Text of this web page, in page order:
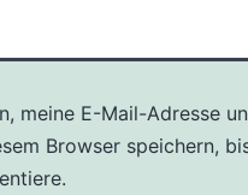
meine E-Mail-Adresse
Browser speichern,